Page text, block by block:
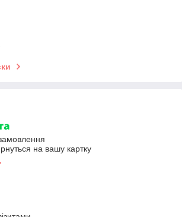
на вашу картку